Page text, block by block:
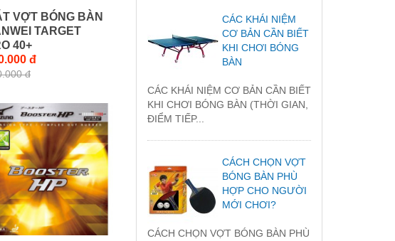
VỢT BÓNG BÀN
TARGET
40+
đ
đ
CÁC KHÁI NIỆM
CƠ BẢN CẦN BIẾT
KHI CHƠI BÓNG
BÀN
CÁC KHÁI NIỆM CƠ BẢN CẦN BIẾT
KHI CHƠI BÓNG BÀN (THỜI GIAN,
ĐIỂM TIẾP...
CÁCH CHỌN VỢT
BÓNG BÀN PHÙ
HỢP CHO NGƯỜI
MỚI CHƠI?
CÁCH CHỌN VỢT BÓNG BÀN PHÙ